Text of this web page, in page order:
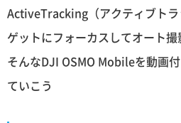
ActiveTracking（アクティブト
ゲットにフォーカスしてオート
そんなDJI OSMO Mobileを動画
ていこう